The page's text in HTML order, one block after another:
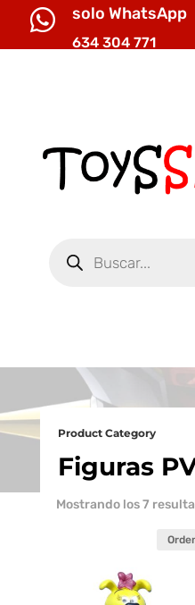
 solo WhatsApp
634 304 771
productos
Product Category
Figuras
Mostrando los 7